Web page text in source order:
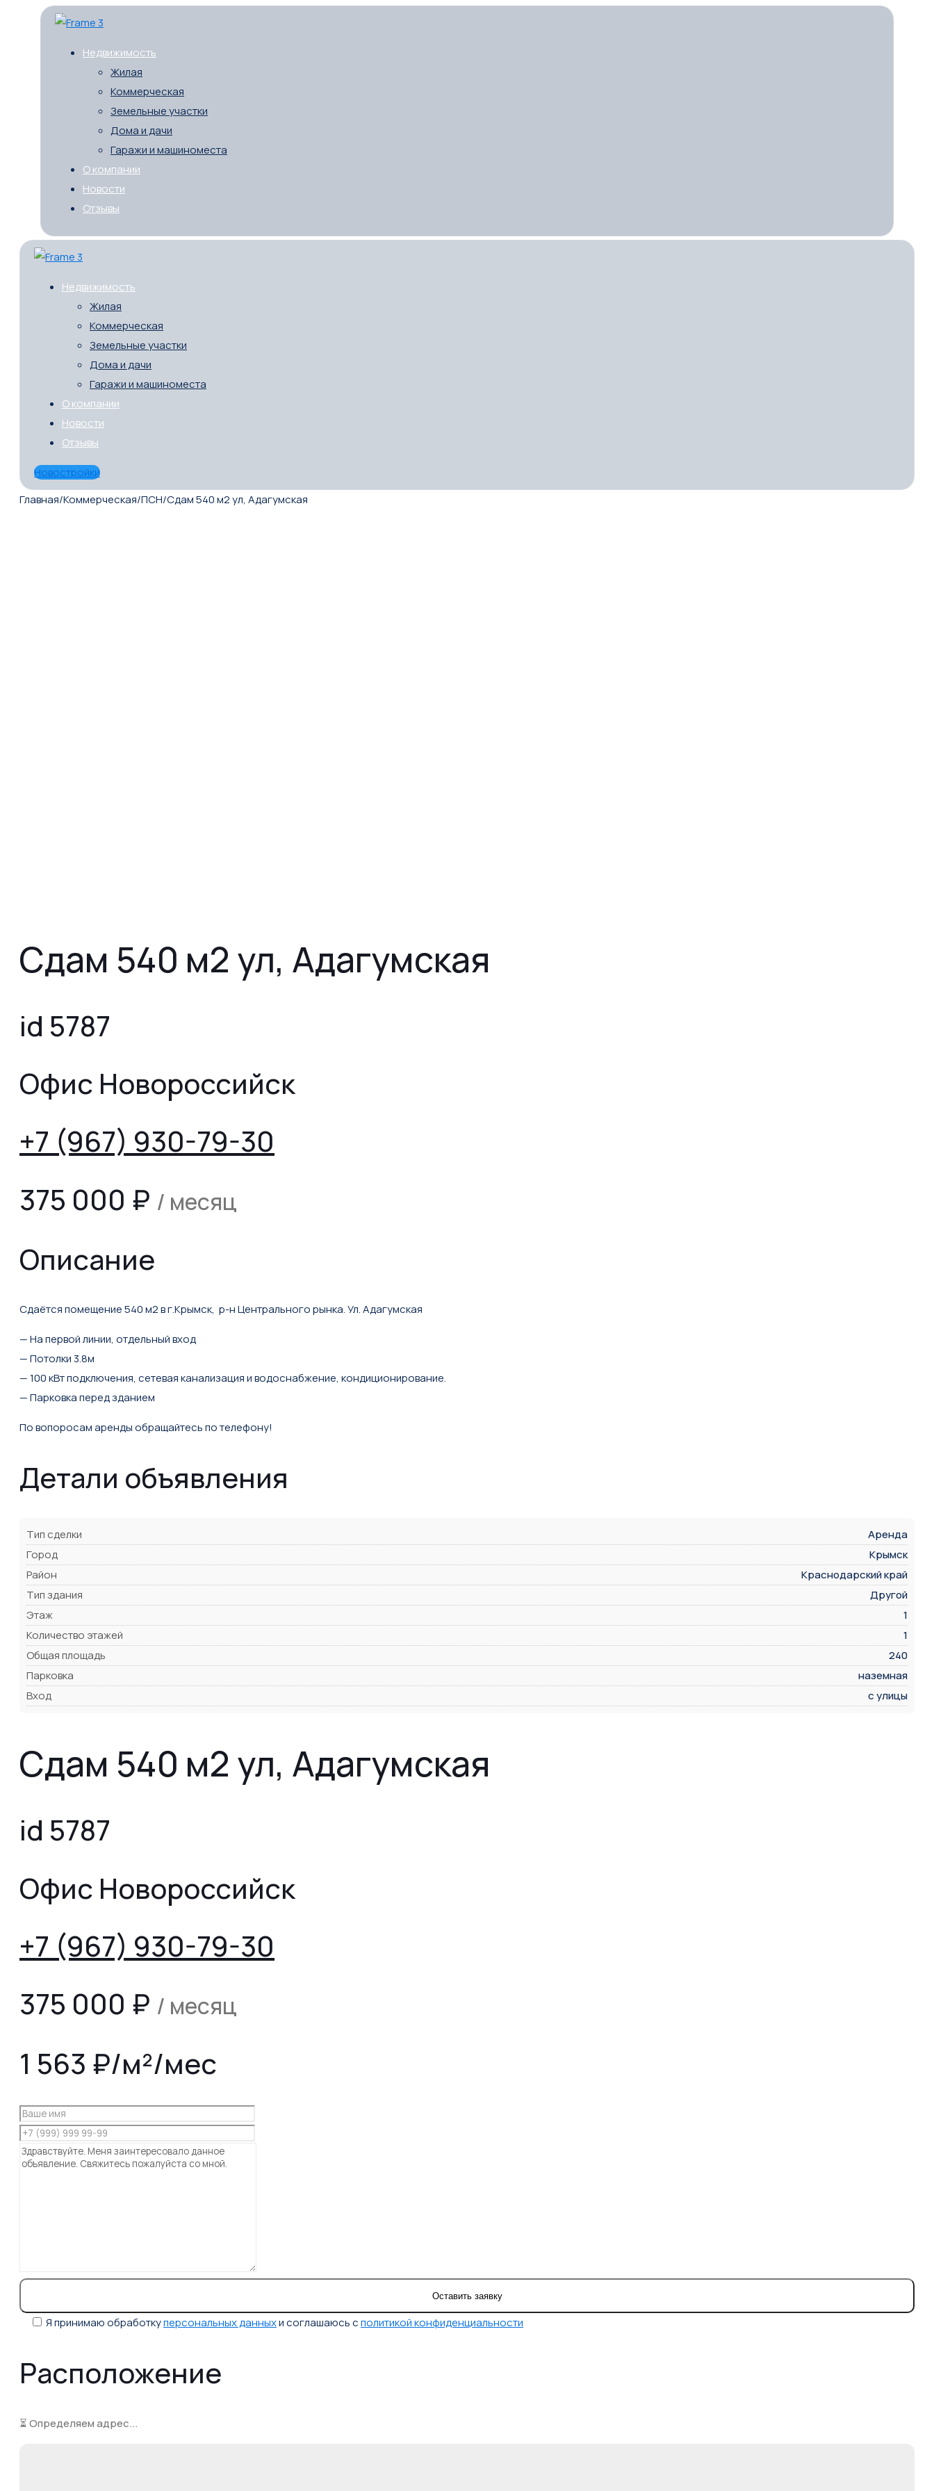
Недвижимость
Жилая
Коммерческая
Земельные участки
Дома и дачи
Гаражи и машиноместа
О компании
Новости
Отзывы
Недвижимость
Жилая
Коммерческая
Земельные участки
Дома и дачи
Гаражи и машиноместа
О компании
Новости
Отзывы
Новостройки
Главная/Коммерческая/ПСН/Сдам 540 м2 ул, Адагумская
Сдам 540 м2 ул, Адагумская
id 5787
Офис Новороссийск
+7 (967) 930-79-30
375 000 ₽ / месяц
Описание
Сдаётся помещение 540 м2 в г.Крымск, р-н Центрального рынка. Ул. Адагумская
— На первой линии, отдельный вход
— Потолки 3.8м
— 100 кВт подключения, сетевая канализация и водоснабжение, кондиционирование.
— Парковка перед зданием
По вопоросам аренды обращайтесь по телефону!
Детали объявления
Тип сделки
Аренда
Город
Крымск
Район
Краснодарский край
Тип здания
Другой
Этаж
1
Количество этажей
1
Общая площадь
240
Парковка
наземная
Вход
с улицы
Сдам 540 м2 ул, Адагумская
id 5787
Офис Новороссийск
+7 (967) 930-79-30
375 000 ₽ / месяц
1 563 ₽/м²/мес
Я принимаю обработкуперсональных данныхи соглашаюсь сполитикой конфиденциальности
Расположение
⏳ Определяем адрес...